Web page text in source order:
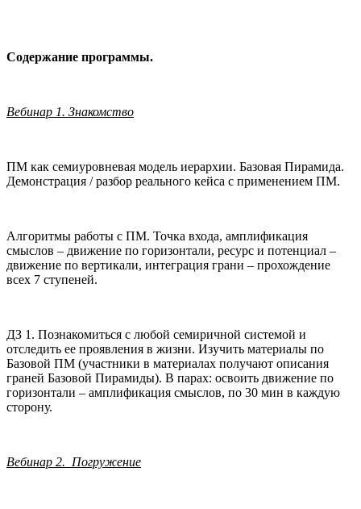
Содержание программы.
Вебинар 1. Знакомство
ПМ как семиуровневая модель иерархии. Базовая Пирамида.
Демонстрация / разбор реального кейса с применением ПМ.
Алгоритмы работы с ПМ. Точка входа, амплификация
смыслов – движение по горизонтали, ресурс и потенциал –
движение по вертикали, интеграция грани – прохождение
всех 7 ступеней.
ДЗ 1. Познакомиться с любой семиричной системой и
отследить ее проявления в жизни. Изучить материалы по
Базовой ПМ (участники в материалах получают описания
граней Базовой Пирамиды). В парах: освоить движение по
горизонтали – амплификация смыслов, по 30 мин в каждую
сторону.
Вебинар 2. Погружение